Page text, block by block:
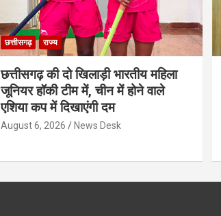
छत्तीसगढ़ राज्य
छत्तीसगढ़ की दो खिलाड़ी भारतीय महिला
जूनियर हॉकी टीम में, चीन में होने वाले
एशिया कप में दिखाएंगी दम
August 6, 2026 News Desk